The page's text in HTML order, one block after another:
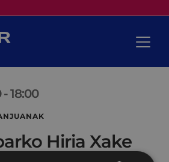
-18:00
Hiria Xake